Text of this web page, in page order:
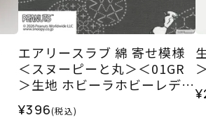
エアリースラブ 綿 寄せ模様
＜スヌーピーと丸＞＜01GR
＞生地 ホビーラホビーレデザ
¥396(税込)
＞